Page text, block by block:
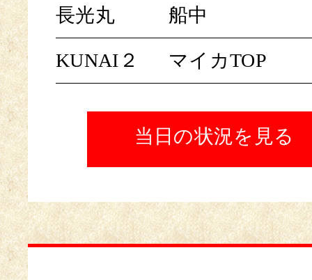
長光丸 船中
KUNAI２ マイカTOP
当日の状況を見る